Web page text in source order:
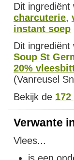
Dit
charcuterie,
instant soep
Dit
Soup St
20%
(Vanreusel
Bekijk de
Verwante
Vlees...